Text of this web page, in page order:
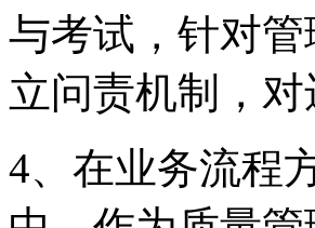
与考试，针对
立问责机制
4、在业务流